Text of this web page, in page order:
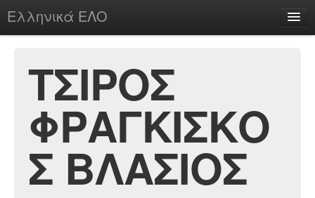
Ελληνικά ΕΛΟ
chesstu.be @ discord
Login
ΤΣΙΡΟΣ
ΦΡΑΓΚΙΣΚΟ
Σ ΒΛΑΣΙΟΣ